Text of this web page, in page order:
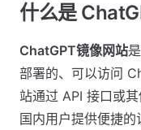
什么是
ChatGPT镜像网站
部署的、可以访问
站通过 API 接口或
国内用户提供便捷的